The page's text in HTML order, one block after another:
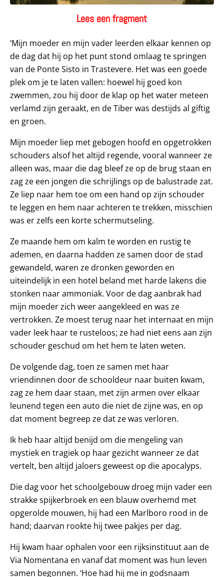
Lees een fragment
‘Mijn moeder en mijn vader leerden elkaar kennen op
de dag dat hij op het punt stond omlaag te springen
van de Ponte Sisto in Trastevere. Het was een goede
plek om je te laten vallen: hoewel hij goed kon
zwemmen, zou hij door de klap op het water meteen
verlamd zijn geraakt, en de Tiber was destijds al giftig
en groen.
Mijn moeder liep met gebogen hoofd en opgetrokken
schouders alsof het altijd regende, vooral wanneer ze
alleen was, maar die dag bleef ze op de brug staan en
zag ze een jongen die schrijlings op de balustrade zat.
Ze liep naar hem toe om een hand op zijn schouder
te leggen en hem naar achteren te trekken, misschien
was er zelfs een korte schermutseling.
Ze maande hem om kalm te worden en rustig te
ademen, en daarna hadden ze samen door de stad
gewandeld, waren ze dronken geworden en
uiteindelijk in een hotel beland met harde lakens die
stonken naar ammoniak. Voor de dag aanbrak had
mijn moeder zich weer aangekleed en was ze
vertrokken. Ze moest terug naar het internaat en mijn
vader leek haar te rusteloos; ze had niet eens aan zijn
schouder geschud om het hem te laten weten.
De volgende dag, toen ze samen met haar
vriendinnen door de schooldeur naar buiten kwam,
zag ze hem daar staan, met zijn armen over elkaar
leunend tegen een auto die niet de zijne was, en op
dat moment begreep ze dat ze was verloren.
Ik heb haar altijd benijd om die mengeling van
mystiek en tragiek op haar gezicht wanneer ze dat
vertelt, ben altijd jaloers geweest op die apocalyps.
Die dag voor het schoolgebouw droeg mijn vader een
strakke spijkerbroek en een blauw overhemd met
opgerolde mouwen, hij had een Marlboro rood in de
hand; daarvan rookte hij twee pakjes per dag.
Hij kwam haar ophalen voor een rijksinstituut aan de
Via Nomentana en vanaf dat moment was hun leven
samen begonnen. ‘Hoe had hij me in godsnaam